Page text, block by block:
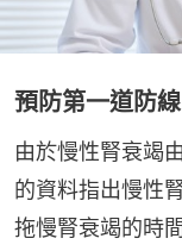
預防第一道防
由於慢性腎衰竭
的資料指出慢性
拖慢腎衰竭的時